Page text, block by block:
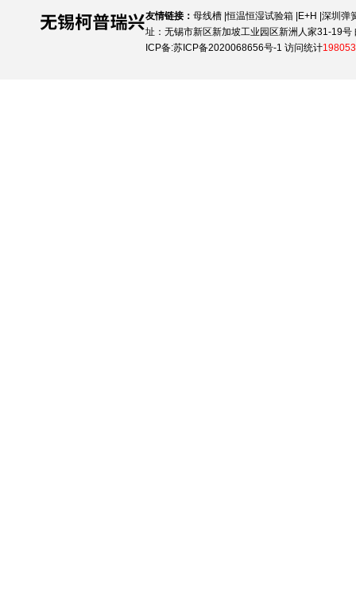
友情链接： 母线槽 |恒温恒湿试验箱 E+H 深圳弹
址：无锡市新区新加坡工业园区新洲人家31-19号
ICP备:苏ICP备2020068656号-1 访问统计198053